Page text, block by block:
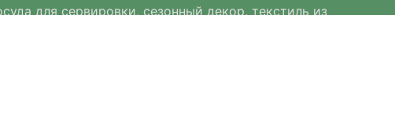
для сервировки, сезонный декор, текстиль из